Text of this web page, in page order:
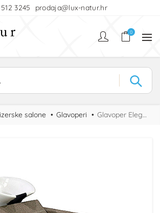
3245 prodaja@lux-natur.hr
0
salone Glavoperi Glavoper Elegance Basic Wash